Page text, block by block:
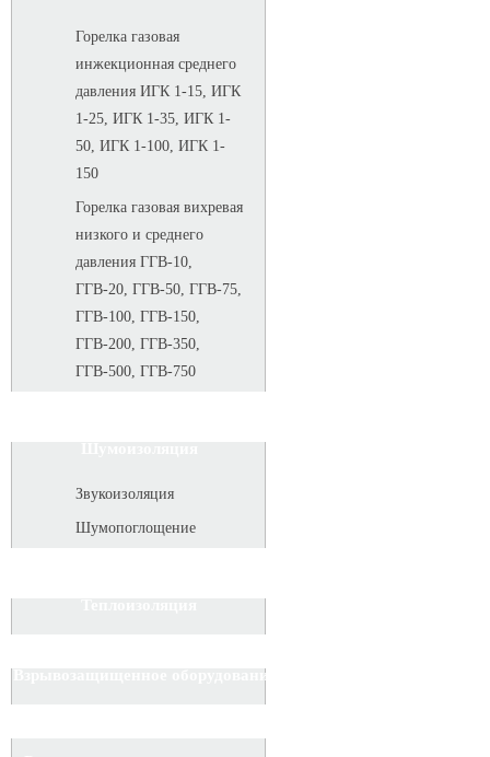
Горелка газовая
инжекционная среднего
давления ИГК 1-15, ИГК
1-25, ИГК 1-35, ИГК 1-
50, ИГК 1-100, ИГК 1-
150
Горелка газовая вихревая
низкого и среднего
давления ГГВ-10,
ГГВ-20, ГГВ-50, ГГВ-75,
ГГВ-100, ГГВ-150,
ГГВ-200, ГГВ-350,
ГГВ-500, ГГВ-750
Звукоизоляция
Шумопоглощение
Взрывозащищенное оборудование